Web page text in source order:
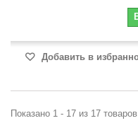
Добавить в
Показано 1 - 17 из 17 товаров